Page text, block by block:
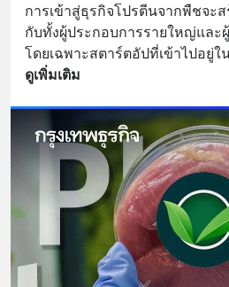
การเข้าสู่ธุรกิจโปรตีนจากพืชจะ
กับทั้งผู้ประกอบการรายใหญ่และ
โดยเฉพาะสตาร์ตอัปที่เข้าไปอยู่ใ
ดูเพิ่มเติม